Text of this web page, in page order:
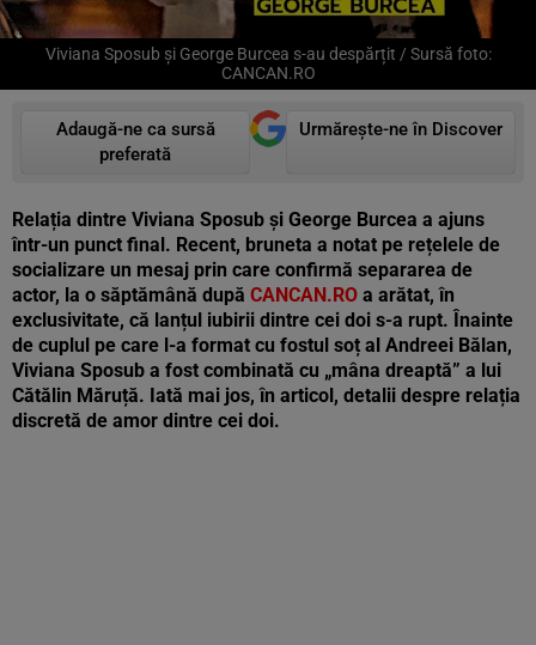
Viviana Sposub și George Burcea s-au despărțit / Sursă foto:
CANCAN.RO
Adaugă-ne ca sursă
preferată
Urmărește-ne în Discover
Relația dintre Viviana Sposub și George Burcea a ajuns
într-un punct final. Recent, bruneta a notat pe rețelele de
socializare un mesaj prin care confirmă separarea de
actor, la o săptămână după CANCAN.RO a arătat, în
exclusivitate, că lanțul iubirii dintre cei doi s-a rupt. Înainte
de cuplul pe care l-a format cu fostul soț al Andreei Bălan,
Viviana Sposub a fost combinată cu „mâna dreaptă” a lui
Cătălin Măruță. Iată mai jos, în articol, detalii despre relația
discretă de amor dintre cei doi.